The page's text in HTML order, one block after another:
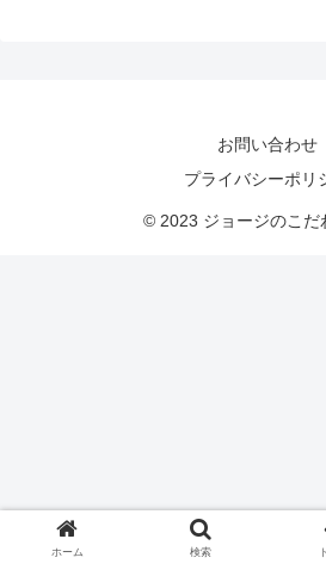
お問い合わせ
プライバシーポリ
© 2023 ジョージのこだ
ホーム 検索